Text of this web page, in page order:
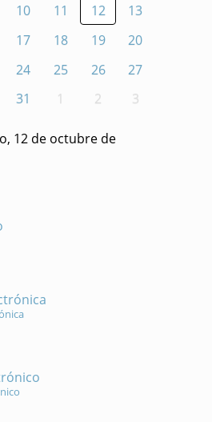
10 11 12
13
17 18 19
20
24 25 26
27
31 1 2 3
12 de octubre de